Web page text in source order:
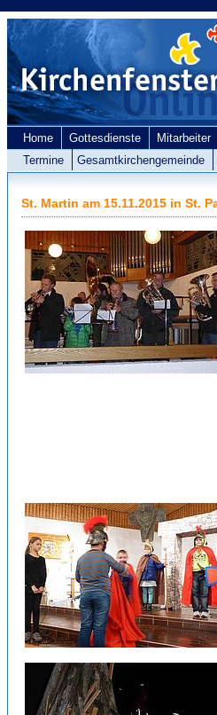
Home Gottesdienste Mitarbeiter
Termine
Gesamtkirchengemeinde
St. Martin am 15.11.2015 in St.